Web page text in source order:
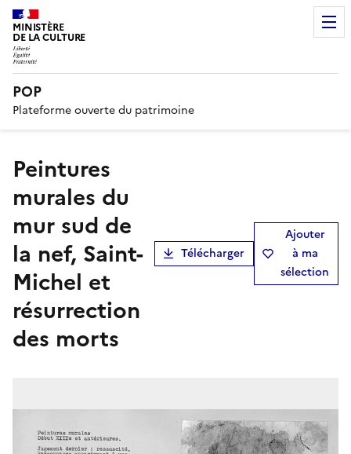
MINISTÈRE
DE LA CULTURE
POP
Plateforme ouverte du patrimoine
Peintures
murales du
mur sud de
la nef, Saint-
Michel et
résurrection
des morts
Télécharger
Ajouter
à ma
sélection